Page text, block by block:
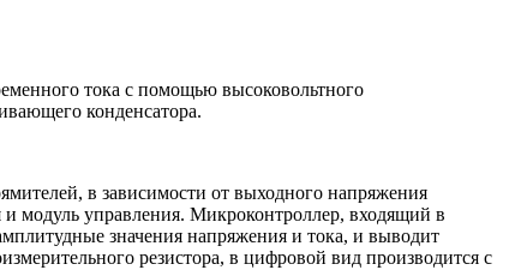
тока с помощью высоковольтного
конденсатора.
в зависимости от выходного напряжения
модуль управления. Микроконтроллер, входящий в
значения напряжения и тока, и выводит
резистора, в цифровой вид производится с